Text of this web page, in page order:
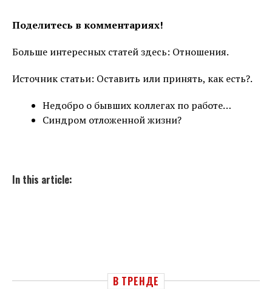
Поделитесь в комментариях!
Больше интересных статей здесь: Отношения.
Источник статьи: Оставить или принять, как есть?.
Недобро о бывших коллегах по работе…
Синдром отложенной жизни?
In this article:
В ТРЕНДЕ